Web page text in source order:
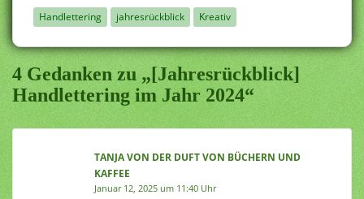
Handlettering jahresrückblick Kreativ
4 Gedanken zu „[Jahresrückblick]
Handlettering im Jahr 2024“
TANJA VON DER DUFT VON BÜCHERN UND
KAFFEE
Januar 12, 2025 um 11:40 Uhr